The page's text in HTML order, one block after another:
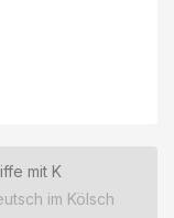
mit K
im Kölsch